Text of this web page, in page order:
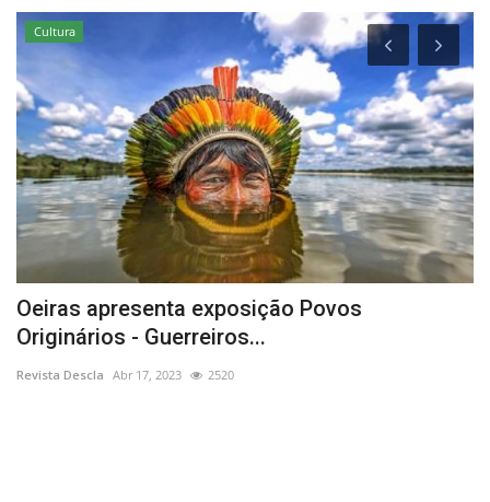
Cultura
Oeiras apresenta exposição Povos
Originários - Guerreiros...
Revista Descla Abr 17, 2023 2520